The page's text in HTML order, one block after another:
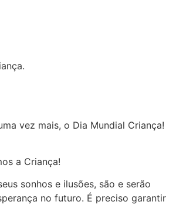
vez mais, o Dia Mundial Criança!
a Criança!
sonhos e ilusões, são e serão
no futuro. É preciso garantir